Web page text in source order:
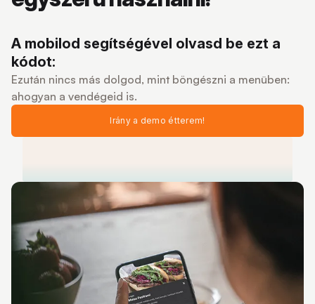
A mobilod segítségével olvasd be ezt a
kódot:
Ezután nincs más dolgod, mint böngészni a menüben:
ahogyan a vendégeid is.
Irány a demo étterem!